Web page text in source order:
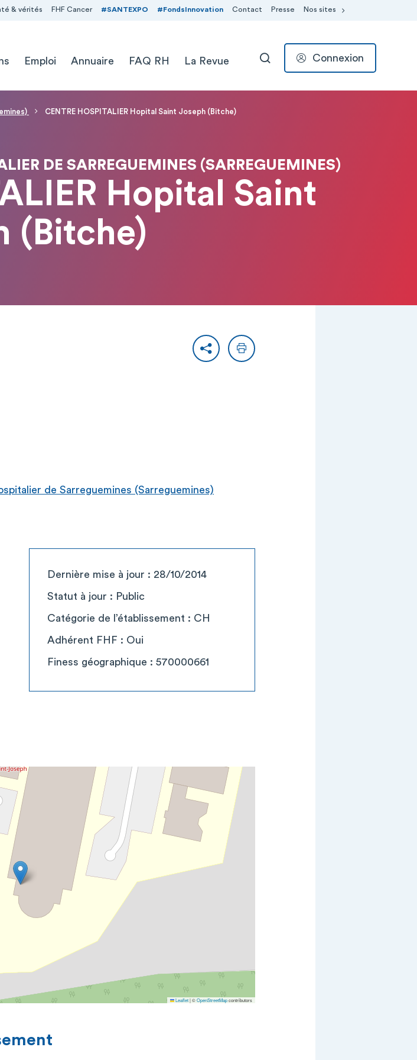
& vérités FHF Cancer #SANTEXPO #FondsInnovation Contact Presse Nos sites
Emploi Annuaire FAQ RH La Revue RECHERCHER
Connexion
CENTRE HOSPITALIER Hopital Saint Joseph (Bitche)
DE SARREGUEMINES (SARREGUEMINES)
Hopital Saint
(Bitche)
PartagerImprimer
de Sarreguemines (Sarreguemines)
Dernière mise à jour : 28/10/2014
Statut à jour : Public
Catégorie de l’établissement : CH
Adhérent FHF : Oui
Finess géographique : 570000661
Leaflet|©OpenStreetMapcontributors